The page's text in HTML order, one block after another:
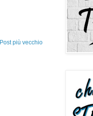
Post più vecchio